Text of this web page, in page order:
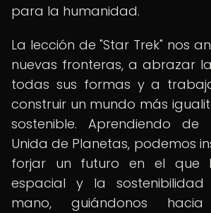
para la humanidad.
La lección de "Star Trek" nos
nuevas fronteras, a abrazar
todas sus formas y a
construir un mundo más
sostenible. Aprendiendo de
Unida de Planetas, podemos
forjar un futuro en el que
espacial y la
mano, guiándonos